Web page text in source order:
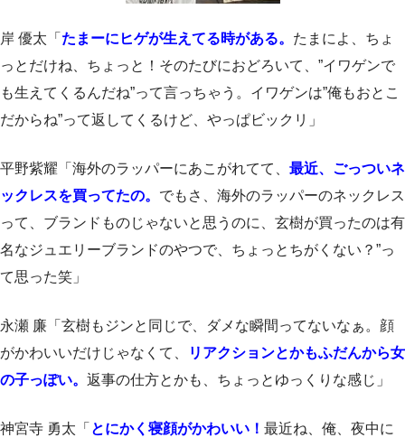
岸 優太「 たまーにヒゲが生えてる時がある。 たまによ、ちょ
っとだけね、ちょっと！そのたびにおどろいて、”イワゲンで
も生えてくるんだね”って言っちゃう。イワゲンは”俺もおとこ
だからね”って返してくるけど、やっぱビックリ」
平野紫耀「海外のラッパーにあこがれてて、 最近、ごっついネ
ックレスを買ってたの。 でもさ、海外のラッパーのネックレス
って、ブランドものじゃないと思うのに、玄樹が買ったのは有
名なジュエリーブランドのやつで、ちょっとちがくない？”っ
て思った笑」
永瀬 廉「玄樹もジンと同じで、ダメな瞬間ってないなぁ。顔
がかわいいだけじゃなくて、
リアクションとかもふだんから女
の子っぽい。 返事の仕方とかも、ちょっとゆっくりな感じ」
神宮寺 勇太「 とにかく寝顔がかわいい！ 最近ね、俺、夜中に